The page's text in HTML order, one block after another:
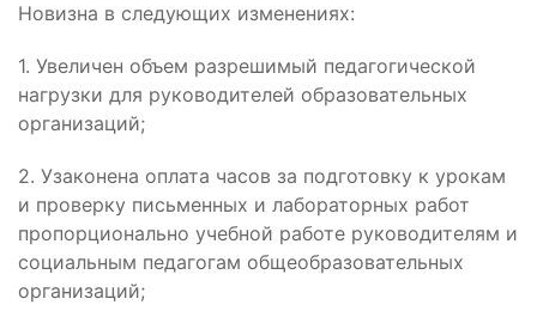
Новизна в следующих изменениях:
1. Увеличен объем разрешимый педагогической
нагрузки для руководителей образовательных
организаций;
2. Узаконена оплата часов за подготовку к урокам
и проверку письменных и лабораторных работ
пропорционально учебной работе руководителям и
социальным педагогам общеобразовательных
организаций;